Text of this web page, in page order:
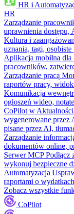
HR i
HR
Zarządzanie
uprawnienia dostępu,
Kultura i
uznania, tagi,
Aplikacja mobilna dla
pracowników,
Zarządzanie pracą
raportów pracy,
Komunikacja
ogłoszeń wideo,
CoPilot w
wygenerowane przez
pisane przez AI,
Zarządzanie
dokumentów online,
Serwer MCP
wykonuj bezpieczne
Automatyzacja
raportami o
Zobacz wszystkie
CoPilot